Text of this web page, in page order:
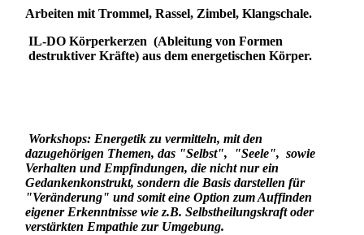
Arbeiten mitTrommel, Rassel, Zimbel, Klangschale.
IL-DO Körperkerzen (Ableitung von Formen
destruktiver Kräfte) aus dem energetischen Körper.
Workshops: Energetik zu vermitteln, mit den
dazugehörigen Themen, das "Selbst", "Seele", sowie
Verhalten und Empfindungen, die nicht nur ein
Gedankenkonstrukt, sondern die Basis darstellen für
"Veränderung" und somit eine Option zum Auffinden
eigener Erkenntnisse wie z.B. Selbstheilungskraft oder
verstärkten Empathie zur Umgebung.